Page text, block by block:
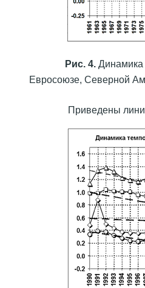
Рис. 4. Динамика
Евросоюзе, Северной
Приведены